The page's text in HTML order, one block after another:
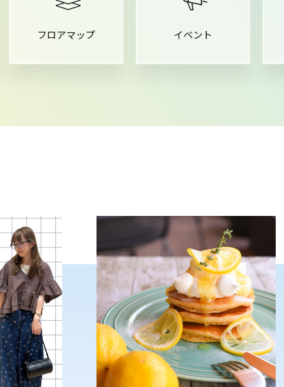
フロアマップ イベント